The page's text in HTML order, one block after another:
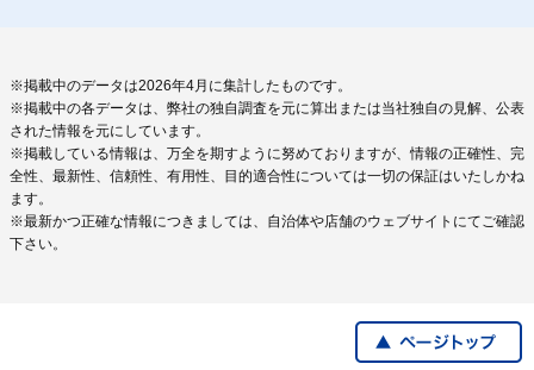
※掲載中のデータは2026年4月に集計したものです。
※掲載中の各データは、弊社の独自調査を元に算出または当社独自の見解、公表
された情報を元にしています。
※掲載している情報は、万全を期すように努めておりますが、情報の正確性、完
全性、最新性、信頼性、有用性、目的適合性については一切の保証はいたしかね
ます。
※最新かつ正確な情報につきましては、自治体や店舗のウェブサイトにてご確認
下さい。